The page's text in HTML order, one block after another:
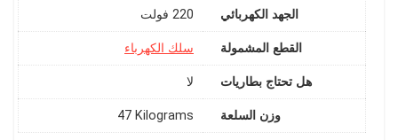
الجهد الكهربائي ‎220 فولت
القطع المشمولة
هل تحتاج بطاريات
وزن السلعة ‎47 Kilograms